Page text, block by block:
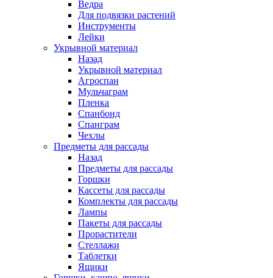
Ведра
Для подвязки растений
Инструменты
Лейки
Укрывной материал
Назад
Укрывной материал
Агроспан
Мульчаграм
Пленка
Спанбонд
Спанграм
Чехлы
Предметы для рассады
Назад
Предметы для рассады
Горшки
Кассеты для рассады
Комплекты для рассады
Лампы
Пакеты для рассады
Прорастители
Стеллажи
Таблетки
Ящики